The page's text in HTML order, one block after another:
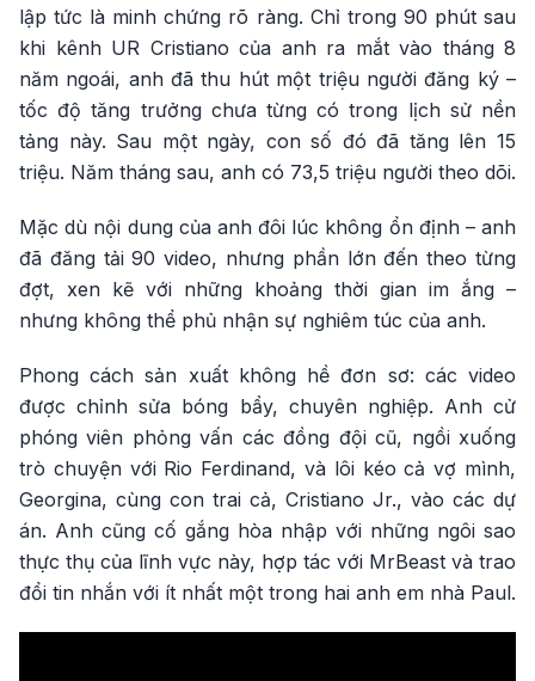
lập tức là minh chứng rõ ràng. Chỉ trong 90 phút sau
khi kênh UR Cristiano của anh ra mắt vào tháng 8
năm ngoái, anh đã thu hút một triệu người đăng ký –
tốc độ tăng trưởng chưa từng có trong lịch sử nền
tảng này. Sau một ngày, con số đó đã tăng lên 15
triệu. Năm tháng sau, anh có 73,5 triệu người theo dõi.
Mặc dù nội dung của anh đôi lúc không ổn định – anh
đã đăng tải 90 video, nhưng phần lớn đến theo từng
đợt, xen kẽ với những khoảng thời gian im ắng –
nhưng không thể phủ nhận sự nghiêm túc của anh.
Phong cách sản xuất không hề đơn sơ: các video
được chỉnh sửa bóng bẩy, chuyên nghiệp. Anh cử
phóng viên phỏng vấn các đồng đội cũ, ngồi xuống
trò chuyện với Rio Ferdinand, và lôi kéo cả vợ mình,
Georgina, cùng con trai cả, Cristiano Jr., vào các dự
án. Anh cũng cố gắng hòa nhập với những ngôi sao
thực thụ của lĩnh vực này, hợp tác với MrBeast và trao
đổi tin nhắn với ít nhất một trong hai anh em nhà Paul.